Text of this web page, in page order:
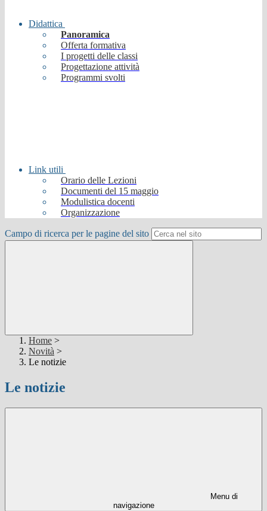
Didattica
Panoramica
Offerta formativa
I progetti delle classi
Progettazione attività
Programmi svolti
Link utili
Orario delle Lezioni
Documenti del 15 maggio
Modulistica docenti
Organizzazione
Campo di ricerca per le pagine del sito
Home >
Novità >
Le notizie
Le notizie
Menu di
navigazione